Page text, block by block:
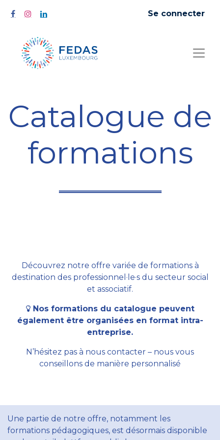
Se connecter
Catalogue de
formations
Découvrez notre offre variée de formations à
destination des professionnel·le·s du secteur social
et associatif.
Nos formations du catalogue peuvent
également être organisées en format intra-
entreprise.
N’hésitez pas à nous contacter – nous vous
conseillons de manière personnalisé
Une partie de notre offre, notamment les
formations pédagogiques, est désormais disponible